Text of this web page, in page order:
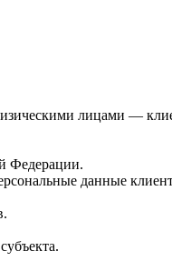
лицами —
Федерации.
данные